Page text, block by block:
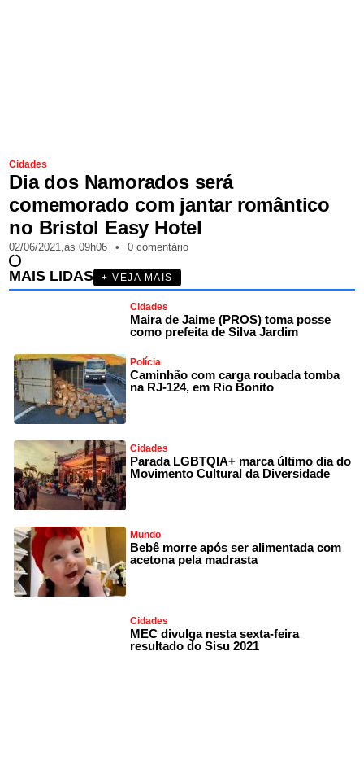
Cidades
Dia dos Namorados será
comemorado com jantar romântico
no Bristol Easy Hotel
02/06/2021,às 09h06 • 0 comentário
MAIS LIDAS + VEJA MAIS
Cidades
Maira de Jaime (PROS) toma posse
como prefeita de Silva Jardim
Polícia
Caminhão com carga roubada tomba
na RJ-124, em Rio Bonito
Cidades
Parada LGBTQIA+ marca último dia do
Movimento Cultural da Diversidade
Mundo
Bebê morre após ser alimentada com
acetona pela madrasta
Cidades
MEC divulga nesta sexta-feira
resultado do Sisu 2021